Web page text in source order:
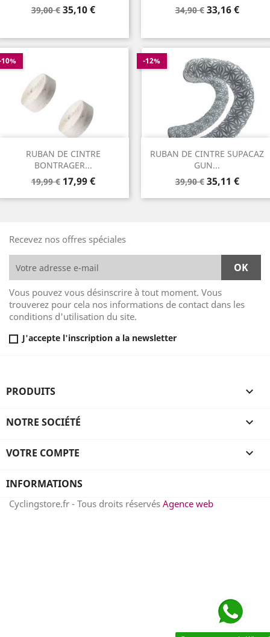
Prix
39,00 € Prix
35,10 €
Prix
34,90 € Prix
33,16 €
RUBAN DE CINTRE
BONTRAGER...
Prix
19,99 € Prix
17,99 €
RUBAN DE CINTRE SUPACAZ
GUN...
Prix
39,90 €
-12%
Prix
35,11 €
Recevez nos offres spéciales
Vous pouvez vous désinscrire à tout moment. Vous
trouverez pour cela nos informations de contact dans les
conditions d'utilisation du site.
J'accepte l'inscription a la newsletter
PRODUITS 
NOTRE SOCIÉTÉ 
VOTRE COMPTE 
INFORMATIONS
Cyclingstore.fr - Tous droits réservés Agence web